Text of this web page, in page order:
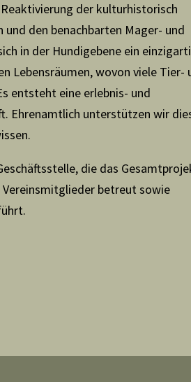
der kulturhistorisch
und den benachbarten Mager- und
in der Hundigebene ein
Lebensräumen, wovon viele Tier-
entsteht eine erlebnis- und
Ehrenamtlich unterstützen wir
die das
betreut sowie